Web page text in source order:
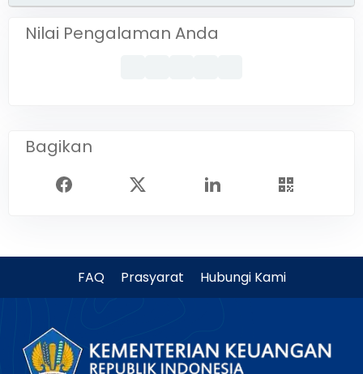
Nilai Pengalaman Anda
Bagikan
FAQ Prasyarat Hubungi Kami